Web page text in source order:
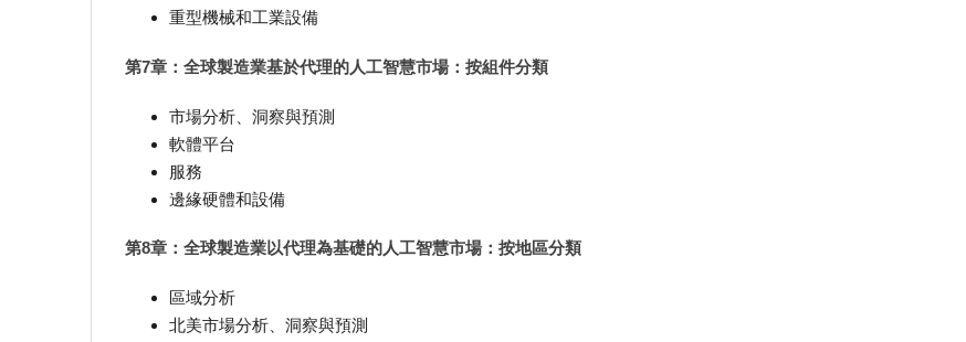
重型機械和工業設備
第7章：全球製造業基於代理的人工智慧市場：按組件分類
市場分析、洞察與預測
軟體平台
服務
邊緣硬體和設備
第8章：全球製造業以代理為基礎的人工智慧市場：按地區分類
區域分析
北美市場分析、洞察與預測